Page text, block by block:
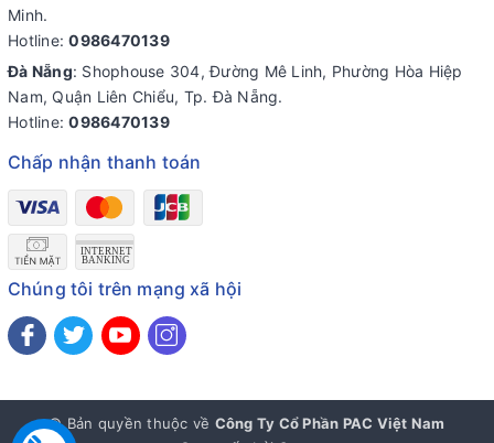
Minh.
Hotline:0986470139
Đà Nẵng: Shophouse 304, Đường Mê Linh, Phường Hòa Hiệp
Nam, Quận Liên Chiểu, Tp. Đà Nẵng.
Hotline:0986470139
Chấp nhận thanh toán
Chúng tôi trên mạng xã hội
© Bản quyền thuộc về Công Ty Cổ Phần PAC Việt Nam